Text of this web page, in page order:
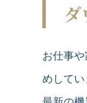
お仕事
めしてい